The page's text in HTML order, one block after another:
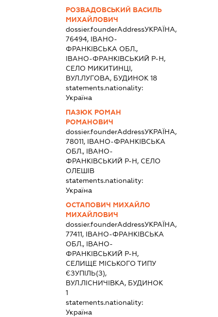
РОЗВАДОВСЬКИЙ ВАСИЛЬ
МИХАЙЛОВИЧ
dossier.founderAddressУКРАЇНА,
76494, ІВАНО-
ФРАНКІВСЬКА ОБЛ.,
ІВАНО-ФРАНКІВСЬКИЙ Р-Н,
СЕЛО МИКИТИНЦІ,
ВУЛ.ЛУГОВА, БУДИНОК 18
statements.nationality:
Україна
ПАЗЮК РОМАН
РОМАНОВИЧ
dossier.founderAddressУКРАЇНА,
78011, ІВАНО-ФРАНКІВСЬКА
ОБЛ., ІВАНО-
ФРАНКІВСЬКИЙ Р-Н, СЕЛО
ОЛЕШІВ
statements.nationality:
Україна
ОСТАПОВИЧ МИХАЙЛО
МИХАЙЛОВИЧ
dossier.founderAddressУКРАЇНА,
77411, ІВАНО-ФРАНКІВСЬКА
ОБЛ., ІВАНО-
ФРАНКІВСЬКИЙ Р-Н,
СЕЛИЩЕ МІСЬКОГО ТИПУ
ЄЗУПІЛЬ(З),
ВУЛ.ЛІСНИЧІВКА, БУДИНОК
1
statements.nationality:
Україна